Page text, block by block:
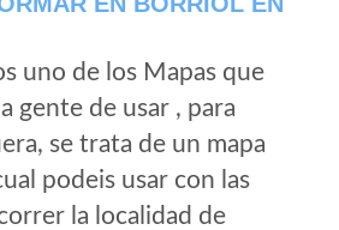
uno de los Mapas que
gente de usar , para
se trata de un mapa
podeis usar con las
la localidad de